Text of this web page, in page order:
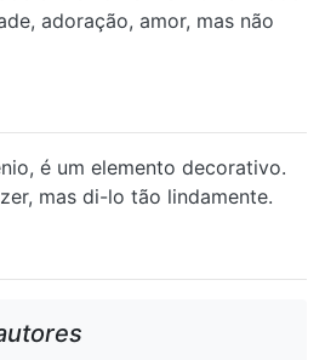
adoração, amor, mas não
é um elemento decorativo.
mas di-lo tão lindamente.